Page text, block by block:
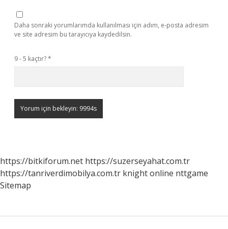
Daha sonraki yorumlarımda kullanılması için adım, e-posta adresim
ve site adresim bu tarayıcıya kaydedilsin.
9 - 5 kaçtır?*
https://bitkiforum.net https://suzerseyahat.com.tr
https://tanriverdimobilya.com.tr knight online nttgame
Sitemap